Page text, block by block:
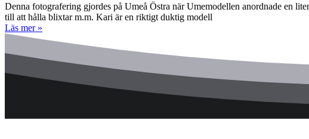
Denna fotografering gjordes på Umeå Östra när Umemodellen anordnade en
till att hålla blixtar m.m. Kari är en riktigt duktig modell
Läs mer »